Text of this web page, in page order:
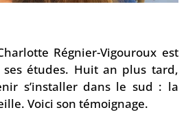
Régnier-Vigouroux est
études. Huit an plus tard,
s’installer dans le sud : la
Voici son témoignage.